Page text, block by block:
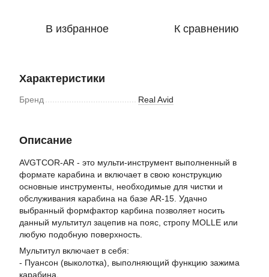
В избранное К сравнению
Характеристики
Бренд Real Avid
Описание
AVGTCOR-AR - это мульти-инструмент выполненный в
формате карабина и включает в свою конструкцию
основные инструменты, необходимые для чистки и
обслуживания карабина на базе AR-15. Удачно
выбранный формфактор карбина позволяет носить
данный мультитул зацепив на пояс, стропу MOLLE или
любую подобную поверхность.
Мультитул включает в себя:
- Пуансон (выколотка), выполняющий функцию зажима
карабина.